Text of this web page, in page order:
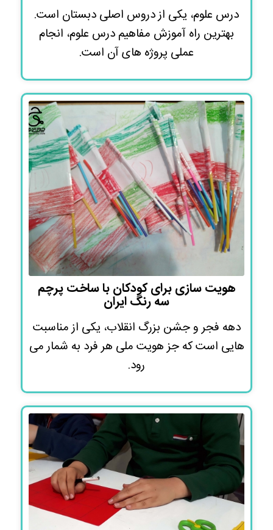
درس علوم، یکی از دروس اصلی دبستان است.
بهترین راه آموزش مفاهیم درس علوم، انجام
عملی پروژه های آن است.
هویت سازی برای کودکان با ساخت پرچم
سه رنگ ایران
دهه فجر و جشن بزرگ انقلاب، یکی از مناسبت
هایی است که جز هویت ملی هر فرد به شمار می
رود.